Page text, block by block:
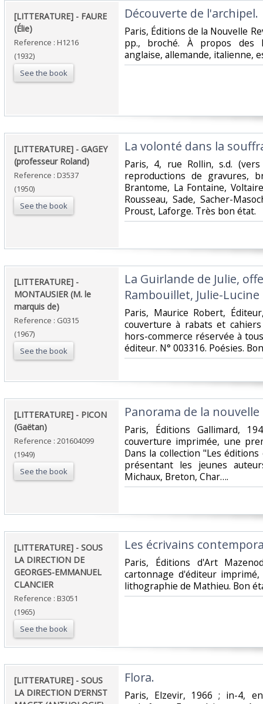
‎[LITTERATURE] - FAURE
(Élie)‎
Reference : H1216
(1932)
See the book
‎Découverte de l'archipel. ‎
‎Paris, Éditions de la Nouvelle
pp., broché. À propos des
anglaise, allemande, italienne,
‎[LITTERATURE] - GAGEY
(professeur Roland)‎
Reference : D3537
(1950)
See the book
‎La volonté dans la
‎Paris, 4, rue Rollin, s.d.
reproductions de gravures,
Brantome, La Fontaine,
Rousseau, Sade, Sacher-
Proust, Laforge. Très bon état.‎
‎[LITTERATURE] -
MONTAUSIER (M. le
marquis de)‎
Reference : G0315
(1967)
See the book
‎La Guirlande de Julie,
Rambouillet, Julie-
‎Paris, Maurice Robert,
couverture à rabats et
hors-commerce réservée à
éditeur. N° 003316. Poésies.
‎[LITTERATURE] - PICON
(Gaëtan)‎
Reference : 201604099
(1949)
See the book
‎Panorama de la
‎Paris, Éditions Gallimard,
couverture imprimée, une
Dans la collection "Les
présentant les jeunes
Michaux, Breton, Char….‎
‎[LITTERATURE] - SOUS
LA DIRECTION DE
GEORGES-EMMANUEL
CLANCIER‎
Reference : B3051
(1965)
See the book
‎Les écrivains
‎Paris, Éditions d'Art
cartonnage d'éditeur
lithographie de Mathieu. Bon
‎[LITTERATURE] - SOUS
LA DIRECTION D’ERNST
‎Flora. ‎
‎Paris, Elzevir, 1966 ; in-4,